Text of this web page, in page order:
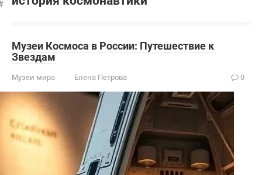
Музеи Космоса в России: Путешествие к
Звездам
Музеи мира Елена Петрова 0